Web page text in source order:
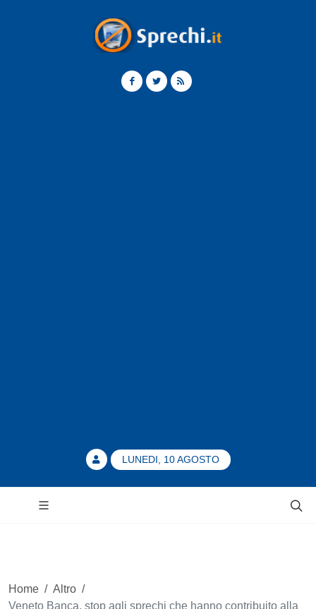
LUNEDI, 10 AGOSTO
Home / Altro /
Veneto Banca, stop agli sprechi che hanno contribuito alla